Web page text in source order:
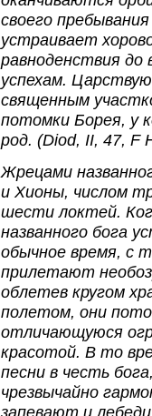
своего
устраивает
равноденствия до
успехам.
священным
потомки Борея, у
род. (Diod, II, 47, F
Жрецами
и Хионы, числом
шести локтей.
названного бога
обычное время, с
прилетают
облетев кругом
полетом, они
отличающуюся
красотой. В то
песни в честь
чрезвычайно
запевают и